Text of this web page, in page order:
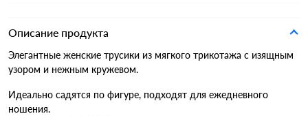
Описание продукта
Элегантные женские трусики из мягкого трикотажа с изящным
узором и нежным кружевом.
Идеально садятся по фигуре, подходят для ежедневного
ношения.